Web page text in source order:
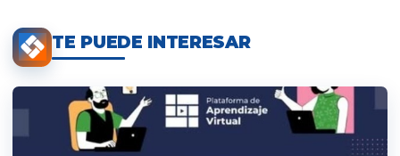
TE PUEDE INTERESAR